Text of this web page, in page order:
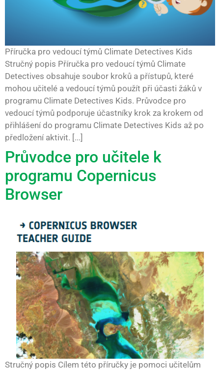
Příručka pro vedoucí týmů Climate Detectives Kids
Stručný popis Příručka pro vedoucí týmů Climate
Detectives obsahuje soubor kroků a přístupů, které
mohou učitelé a vedoucí týmů použít při účasti žáků v
programu Climate Detectives Kids. Průvodce pro
vedoucí týmů podporuje účastníky krok za krokem od
přihlášení do programu Climate Detectives Kids až po
předložení aktivit. [...]
Průvodce pro učitele k
programu Copernicus
Browser
Stručný popis Cílem této příručky je pomoci učitelům